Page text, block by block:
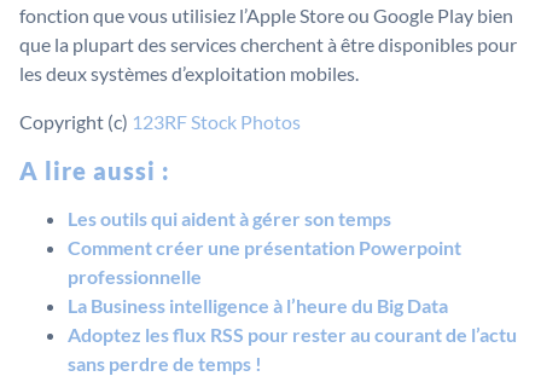
fonction que vous utilisiez l’Apple Store ou Google Play bien
que la plupart des services cherchent à être disponibles pour
les deux systèmes d’exploitation mobiles.
Copyright (c) 123RF Stock Photos
A lire aussi :
Les outils qui aident à gérer son temps
Comment créer une présentation Powerpoint
professionnelle
La Business intelligence à l’heure du Big Data
Adoptez les flux RSS pour rester au courant de l’actu
sans perdre de temps !